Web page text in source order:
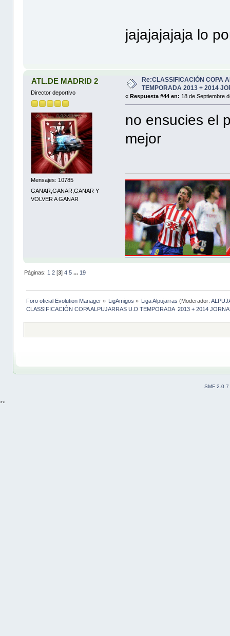
jajajajajaja lo
ATL.DE MADRID 2
Director deportivo
Mensajes: 10785
GANAR,GANAR,GANAR Y
VOLVER A GANAR
Re:CLASSIFICACIÓN COPA
TEMPORADA 2013 + 2014
« Respuesta #44 en: 18 de Septiembre
no ensucies el
mejor
Páginas: 1 2[3] 4 5 ... 19
Foro oficial Evolution Manager» LigAmigos » Liga Alpujarras (Moderador:
CLASSIFICACIÓN COPA ALPUJARRAS U.D TEMPORADA  2013 + 2014
SMF 2.0.7
**